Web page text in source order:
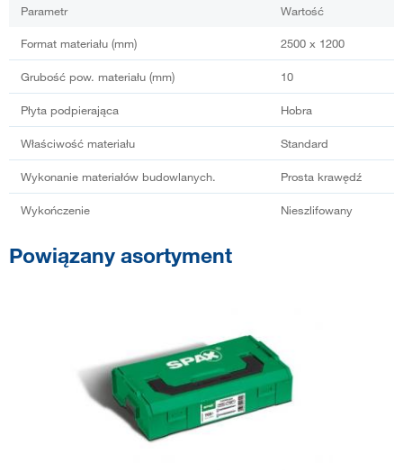
Parametr Wartość
Format materiału (mm) 2500 x 1200
Grubość pow. materiału (mm) 10
Płyta podpierająca Hobra
Właściwość materiału Standard
Wykonanie materiałów budowlanych. Prosta krawędź
Wykończenie Nieszlifowany
Powiązany asortyment